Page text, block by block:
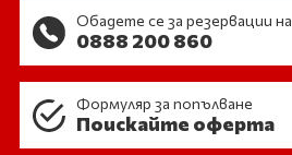
Обадете се за резервации на
0888 200 860
Формуляр за попълване
Поискайте оферта